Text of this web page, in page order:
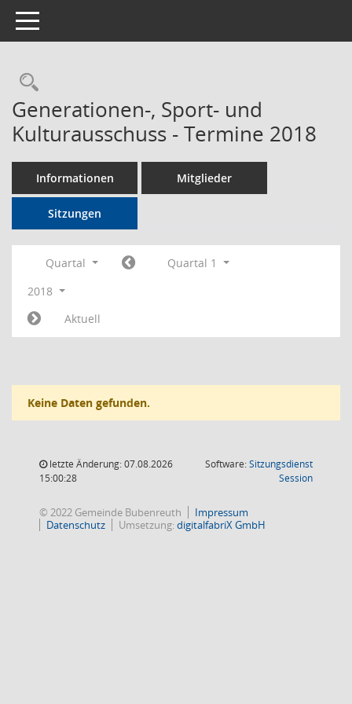
Toggle navigation
Rechercheauswahl
Generationen-, Sport- und
Kulturausschuss - Termine 2018
Informationen Mitglieder
Sitzungen
Quartal
Quartal 1
2018
Aktuell
Keine Daten gefunden.
letzte Änderung: 07.08.2026
15:00:28
Software:Sitzungsdienst
Session(Wird in
© 2022 Gemeinde Bubenreuth
Impressum
Datenschutz
Umsetzung:digitalfabriX GmbH